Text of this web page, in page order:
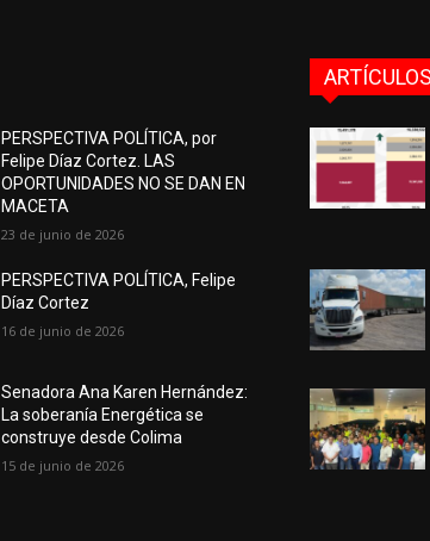
PERSPECTIVA POLÍTICA, por
Felipe Díaz Cortez. LAS
OPORTUNIDADES NO SE DAN EN
MACETA
23 de junio de 2026
PERSPECTIVA POLÍTICA, Felipe
Díaz Cortez
16 de junio de 2026
Senadora Ana Karen Hernández:
La soberanía Energética se
construye desde Colima
15 de junio de 2026